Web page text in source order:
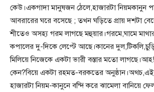
কেউ।একগাদা মানুষজন ঠেলে,হাজারটা নিয়মকানুন
আবরারের ঘরে বসেছে ; তখন ঘড়িতে প্রায় দশটা
শীতেও অসহ্য গরম লাগছে মহুয়ার।গরমে,ঘামে
কপালের দু-দিকে লেপ্টে আছে।কানের
মিলিয়ে নিজেকে একটা ভারী বস্তার মতো
কেন?বিয়ে একটা রহমত-বরকতের অনুষ্ঠান।অথচ,এই
হাজারটা নিয়ম-কানুনে বন্দি করে ঝামেলা বানিয়ে